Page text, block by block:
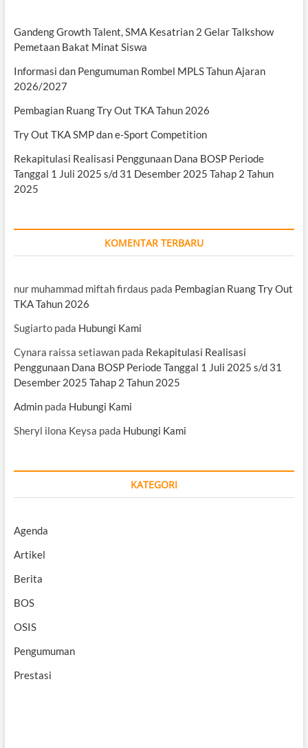
Gandeng Growth Talent, SMA Kesatrian 2 Gelar Talkshow
Pemetaan Bakat Minat Siswa
Informasi dan Pengumuman Rombel MPLS Tahun Ajaran
2026/2027
Pembagian Ruang Try Out TKA Tahun 2026
Try Out TKA SMP dan e-Sport Competition
Rekapitulasi Realisasi Penggunaan Dana BOSP Periode
Tanggal 1 Juli 2025 s/d 31 Desember 2025 Tahap 2 Tahun
2025
KOMENTAR TERBARU
nur muhammad miftah firdaus pada Pembagian Ruang Try Out
TKA Tahun 2026
Sugiartopada Hubungi Kami
Cynara raissa setiawanpada Rekapitulasi Realisasi
Penggunaan Dana BOSP Periode Tanggal 1 Juli 2025 s/d 31
Desember 2025 Tahap 2 Tahun 2025
Adminpada Hubungi Kami
Sheryl ilona Keysa pada Hubungi Kami
KATEGORI
Agenda
Artikel
Berita
BOS
OSIS
Pengumuman
Prestasi